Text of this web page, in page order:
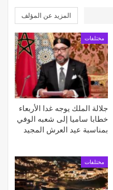
المزيد عن المؤلف
مختلفات
جلالة الملك يوجه غدا الأربعاء
خطابا ساميا إلى شعبه الوفي
بمناسبة عيد العرش المجيد
مختلفات